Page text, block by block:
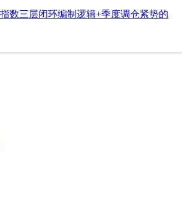
数三层闭环编制逻辑+季度调仓紧势的